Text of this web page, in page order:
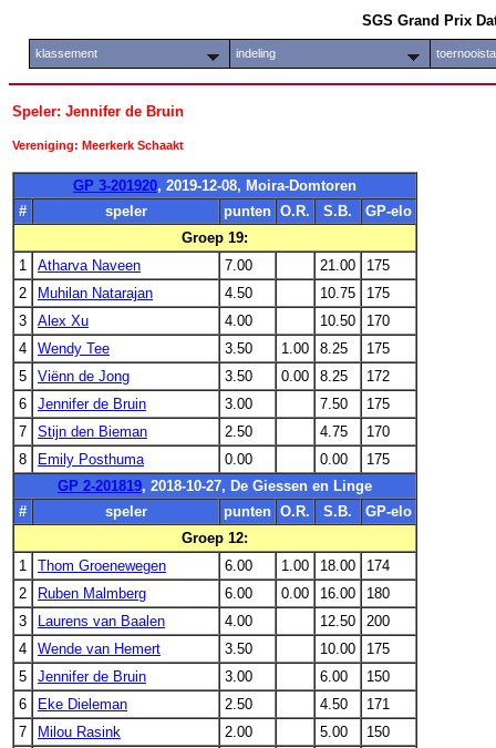
SGS Grand Prix
klassement indeling
Speler: Jennifer de Bruin
Vereniging: Meerkerk Schaakt
GP 3-201920, 2019-12-08, Moira-Domtoren
#
speler punten O.R. S.B.
GP-elo
Groep 19:
1
Atharva Naveen 7.00 21.00
175
2
Muhilan Natarajan 4.50 10.75
175
3
Alex Xu 4.00 10.50
170
4
Wendy Tee 3.50 1.00 8.25
175
5
Viënn de Jong 3.50 0.00 8.25
172
6
Jennifer de Bruin 3.00 7.50
175
7
Stijn den Bieman 2.50 4.75
170
8
Emily Posthuma 0.00 0.00
175
GP 2-201819, 2018-10-27, De Giessen en Linge
#
speler punten O.R. S.B.
GP-elo
Groep 12:
1
Thom Groenewegen 6.00 1.00 18.00
174
2
Ruben Malmberg 6.00 0.00 16.00
180
3
Laurens van Baalen 4.00 12.50
200
4
Wende van Hemert 3.50 10.00
175
5
Jennifer de Bruin 3.00 6.00
150
6
Eke Dieleman 2.50 4.50
171
7
Milou Rasink 2.00 5.00
150